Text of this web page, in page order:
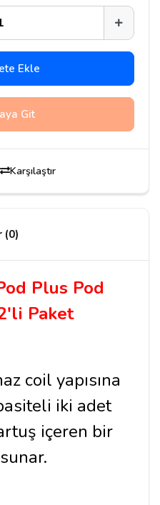
Ekle
Git
Karşılaştır
(0)
Plus Pod
Paket
coil yapısına
iki adet
içeren bir